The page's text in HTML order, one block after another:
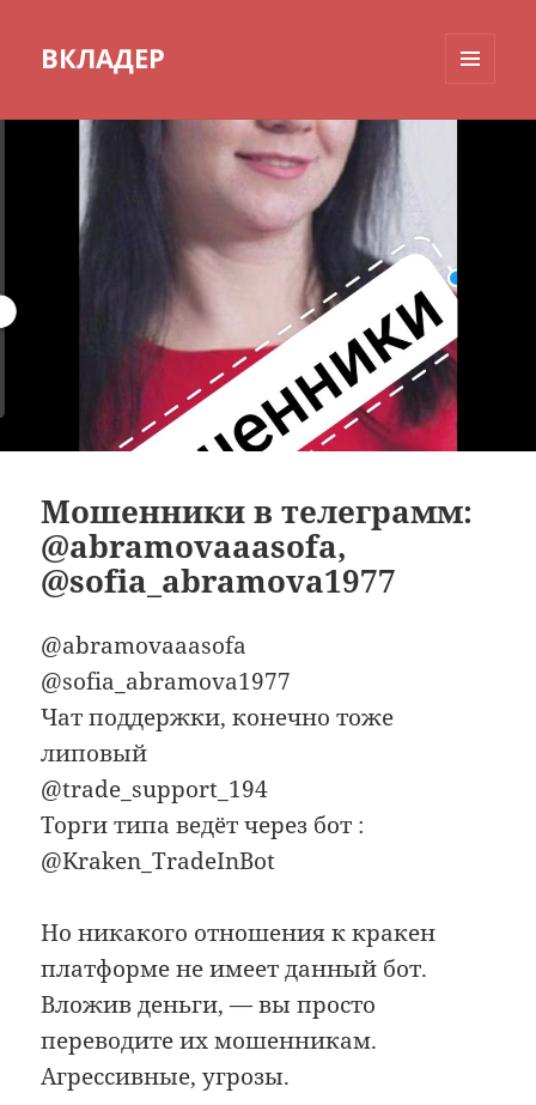
ВКЛАДЕР
Мошенники в телеграмм:
@abramovaaasofa,
@sofia_abramova1977
@abramovaaasofa
@sofia_abramova1977
Чат поддержки, конечно тоже
липовый
@trade_support_194
Торги типа ведёт через бот :
@Kraken_TradeInBot
Но никакого отношения к кракен
платформе не имеет данный бот.
Вложив деньги, — вы просто
переводите их мошенникам.
Агрессивные, угрозы.